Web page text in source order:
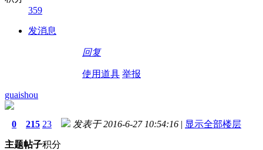
359
发消息
回复
使用道具 举报
guaishou
0
主题
215
帖子
23
积分
发表于 2016-6-27 10:54:16 | 显示全部楼层